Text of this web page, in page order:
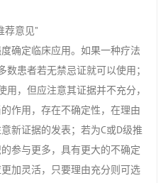
意见”
定临床应用。如果一种疗法
患者若无禁忌证就可以使用；
，但应注意其证据并不充分，
作用，存在不确定性，在理由
新证据的发表；若为C或D级推
参与更多，具有更大的不确定
加灵活，只要理由充分则可选